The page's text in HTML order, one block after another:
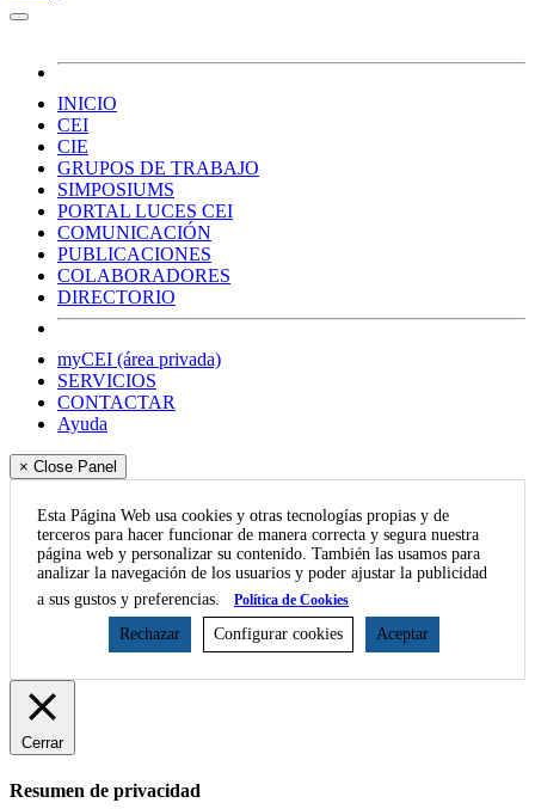
INICIO
CEI
CIE
GRUPOS DE TRABAJO
SIMPOSIUMS
PORTAL LUCES CEI
COMUNICACIÓN
PUBLICACIONES
COLABORADORES
DIRECTORIO
myCEI (área privada)
SERVICIOS
CONTACTAR
Ayuda
× Close Panel
Esta Página Web usa cookies y otras tecnologías propias y de
terceros para hacer funcionar de manera correcta y segura nuestra
página web y personalizar su contenido. También las usamos para
analizar la navegación de los usuarios y poder ajustar la publicidad
a sus gustos y preferencias.
Política de Cookies
Rechazar Configurar cookies Aceptar
Cerrar
Resumen de privacidad